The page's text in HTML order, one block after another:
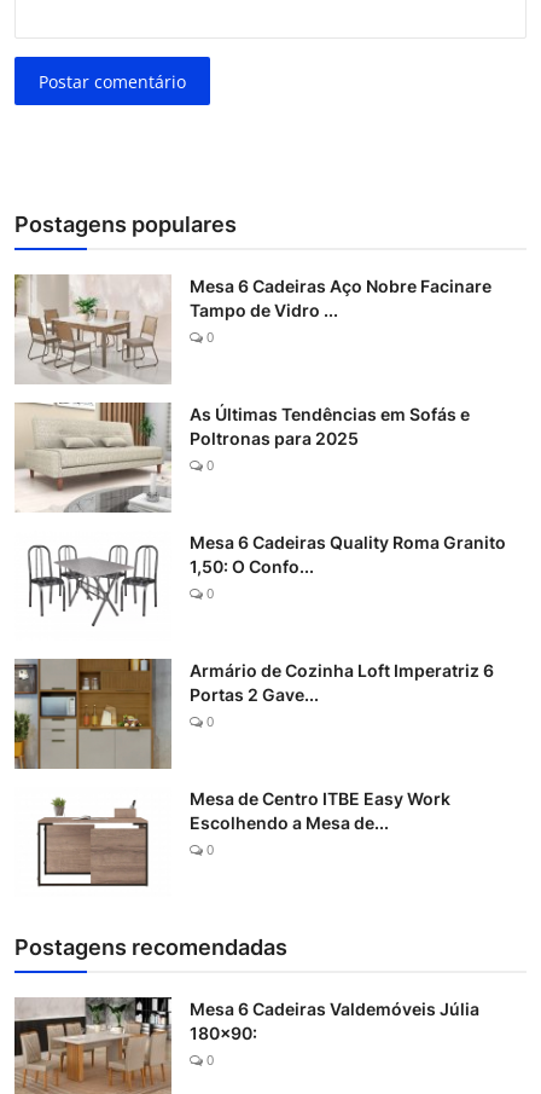
Postar comentário
Postagens populares
Mesa 6 Cadeiras Aço Nobre Facinare
Tampo de Vidro ...
0
As Últimas Tendências em Sofás e
Poltronas para 2025
0
Mesa 6 Cadeiras Quality Roma Granito
1,50: O Confo...
0
Armário de Cozinha Loft Imperatriz 6
Portas 2 Gave...
0
Mesa de Centro ITBE Easy Work
Escolhendo a Mesa de...
0
Postagens recomendadas
Mesa 6 Cadeiras Valdemóveis Júlia
180x90:
0